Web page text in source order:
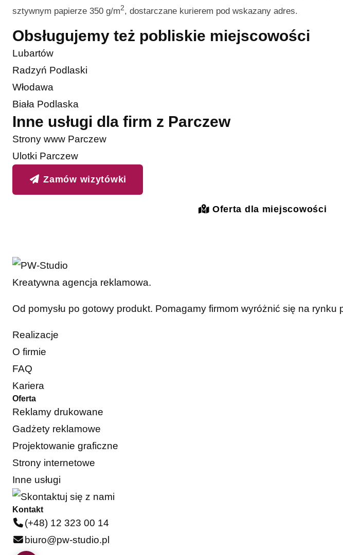
sztywnym papierze 350 g/m2, dostarczane kurierem pod wskazany adres.
Obsługujemy też pobliskie miejscowości
Lubartów
Radzyń Podlaski
Włodawa
Biała Podlaska
Inne usługi dla firm z Parczew
Strony www Parczew
Ulotki Parczew
Zamów wizytówki
Oferta dla miejscowości
Kreatywna agencja reklamowa.
Od pomysłu po gotowy produkt. Pomagamy firmom wyróżnić się na
Realizacje
O firmie
FAQ
Kariera
Oferta
Reklamy drukowane
Gadżety reklamowe
Projektowanie graficzne
Strony internetowe
Inne usługi
Kontakt
(+48) 12 323 00 14
biuro@pw-studio.pl